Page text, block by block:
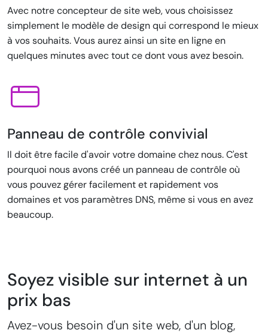
Avec notre concepteur de site web, vous choisissez
simplement le modèle de design qui correspond le mieux
à vos souhaits. Vous aurez ainsi un site en ligne en
quelques minutes avec tout ce dont vous avez besoin.
Panneau de contrôle convivial
Il doit être facile d'avoir votre domaine chez nous. C'est
pourquoi nous avons créé un panneau de contrôle où
vous pouvez gérer facilement et rapidement vos
domaines et vos paramètres DNS, même si vous en avez
beaucoup.
Soyez visible sur internet à un
prix bas
Avez-vous besoin d'un site web, d'un blog,